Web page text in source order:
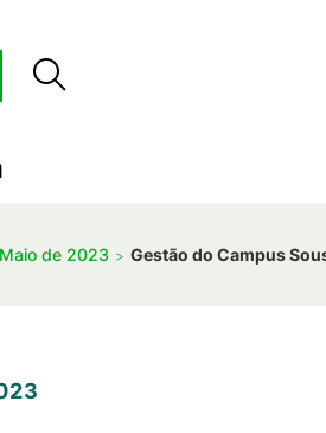
Maio de 2023 Gestão do Campus